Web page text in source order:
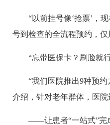
“以前挂号像‘抢票’，
号到检查的全流程预约，仅
“忘带医保卡？刷脸就
“我们医院推出9种预
介绍，针对老年群体，医
——让患者“一站式”完